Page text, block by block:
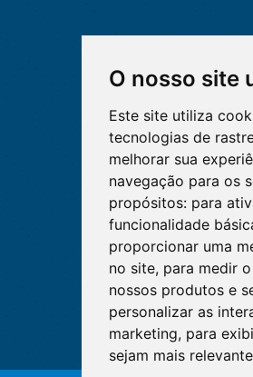
O nosso site
Este site utiliza
tecnologias de
melhorar sua
navegação para os
propósitos: para
funcionalidade
proporcionar uma
no site, para medir
nossos produtos e
personalizar as
marketing, para
sejam mais